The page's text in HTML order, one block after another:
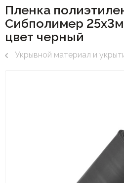
Пленка
Сибполимер
цвет черный
Укрывной материал и